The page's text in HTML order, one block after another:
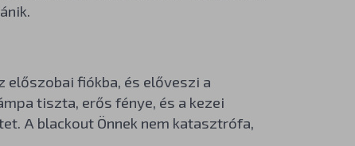
előszobai fiókba, és előveszi a
tiszta, erős fénye, és a kezei
A blackout Önnek nem katasztrófa,